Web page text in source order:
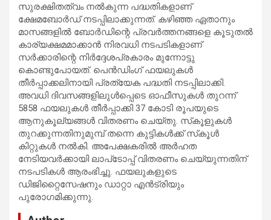
സുരക്ഷിതത്വം നൽകുന്ന പദ്ധതികളാണ്
ക്ഷേമബോർഡ് നടപ്പിലാക്കുന്നത്. കഴിഞ്ഞ ഏതാനും
മാസങ്ങളിൽ ബോർഡിന്റെ പ്രവർത്തനങ്ങളെ കൂടുതൽ
കാര്യക്ഷമമാക്കാൻ നിരവധി നടപടികളാണ്
സർക്കാരിന്റെ നിർദ്ദേശപ്രകാരം മുന്നോട്ടു
കൊണ്ടുപോയത്. പെൻഡിംഗ് ഫയലുകൾ
തീർപ്പാക്കലിനായി പ്രത്യേക പദ്ധതി നടപ്പിലാക്കി.
അവധി ദിവസങ്ങളിലുൾപ്പെടെ ഓഫീസുകൾ തുറന്ന്
5858 ഫയലുകൾ തീർപ്പാക്കി 37 കോടി രൂപയുടെ
ആനുകൂല്യങ്ങൾ വിതരണം ചെയ്തു. സ്‌കൂളുകൾ
തുറക്കുന്നതിനുമുമ്പ് തന്നെ കുട്ടികൾക്ക് സ്‌കൂൾ
കിറ്റുകൾ നൽകി. അപേക്ഷകരിൽ അർഹത
നേടിയവർക്കായി ലാപ്‌ടോപ്പ് വിതരണം ചെയ്യുന്നതിന്
നടപടികൾ ആരംഭിച്ചു. ഫയലുകളുടെ
ഡിജിറ്റൈസേഷനും ഡാറ്റാ എൻട്രിയും
പുരോഗമിക്കുന്നു.